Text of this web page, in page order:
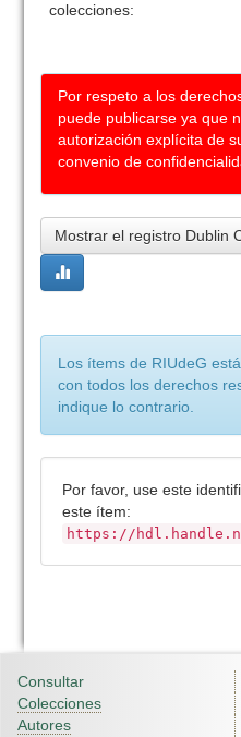
colecciones:
Por respeto a los
puede publicarse ya que
autorización explícita de
convenio de
Mostrar el registro Dublin
Los ítems de RIUdeG
con todos los derechos
indique lo contrario.
Por favor, use este
este ítem:
https://
Consultar
Colecciones
Autores